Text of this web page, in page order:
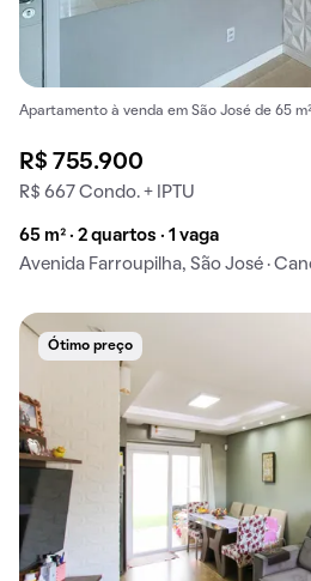
Apartamento à venda em São José de 65
R$ 755.900
R$ 667 Condo. + IPTU
65 m² · 2 quartos · 1 vaga
Avenida Farroupilha, São José ·
Ótimo preço